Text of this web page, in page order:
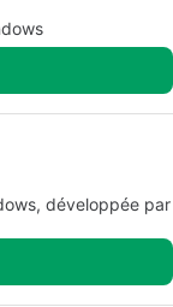
développée par